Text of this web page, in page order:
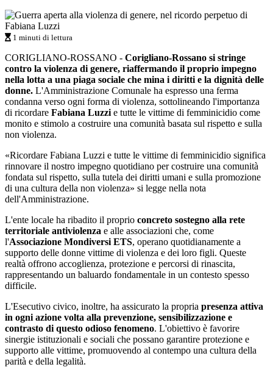
1 minuti di lettura
CORIGLIANO-ROSSANO - Corigliano-Rossano si stringe
contro la violenza di genere, riaffermando il proprio impegno
nella lotta a una piaga sociale che mina i diritti e la dignità delle
donne. L'Amministrazione Comunale ha espresso una ferma
condanna verso ogni forma di violenza, sottolineando l'importanza
di ricordare Fabiana Luzzi e tutte le vittime di femminicidio come
monito e stimolo a costruire una comunità basata sul rispetto e sulla
non violenza.
«Ricordare Fabiana Luzzi e tutte le vittime di femminicidio significa
rinnovare il nostro impegno quotidiano per costruire una comunità
fondata sul rispetto, sulla tutela dei diritti umani e sulla promozione
di una cultura della non violenza» si legge nella nota
dell'Amministrazione.
L'ente locale ha ribadito il proprio concreto sostegno alla rete
territoriale antiviolenza e alle associazioni che, come
l'Associazione Mondiversi ETS, operano quotidianamente a
supporto delle donne vittime di violenza e dei loro figli. Queste
realtà offrono accoglienza, protezione e percorsi di rinascita,
rappresentando un baluardo fondamentale in un contesto spesso
difficile.
L'Esecutivo civico, inoltre, ha assicurato la propria presenza attiva
in ogni azione volta alla prevenzione, sensibilizzazione e
contrasto di questo odioso fenomeno. L'obiettivo è favorire
sinergie istituzionali e sociali che possano garantire protezione e
supporto alle vittime, promuovendo al contempo una cultura della
parità e della legalità.